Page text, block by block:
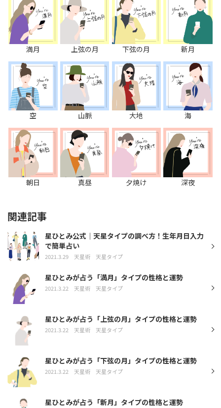
満月 上弦の月 下弦の月 新月
空 山脈 大地 海
朝日 真昼 夕焼け 深夜
関連記事
星ひとみ公式｜天星タイプの調べ方！生年月日入力
で簡単占い
2021.3.29 天星術 天星タイプ
星ひとみが占う「満月」タイプの性格と運勢
2021.3.22 天星術 天星タイプ
星ひとみが占う「上弦の月」タイプの性格と運勢
2021.3.22 天星術 天星タイプ
星ひとみが占う「下弦の月」タイプの性格と運勢
2021.3.22 天星術 天星タイプ
星ひとみが占う「新月」タイプの性格と運勢